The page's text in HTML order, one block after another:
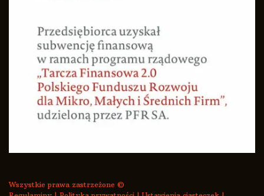
Wszystkie prawa zastrzeżone ©